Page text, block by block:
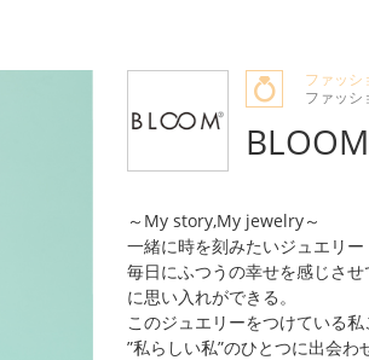
ファッシ
ファッシ
BLOOM
～My story,My jewelry～
一緒に時を刻みたいジュエリー
毎日にふつうの幸せを感じさ
に思い入れができる。
このジュエリーをつけている私
”私らしい私”のひとつに出会